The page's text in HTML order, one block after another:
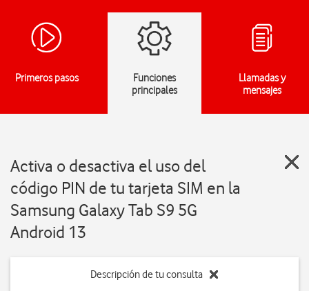
Primeros pasos
Funciones
principales
Llamadas y
mensajes
Activa o desactiva el uso del
código PIN de tu tarjeta SIM en la
Samsung Galaxy Tab S9 5G
Android 13
Descripción de tu consulta